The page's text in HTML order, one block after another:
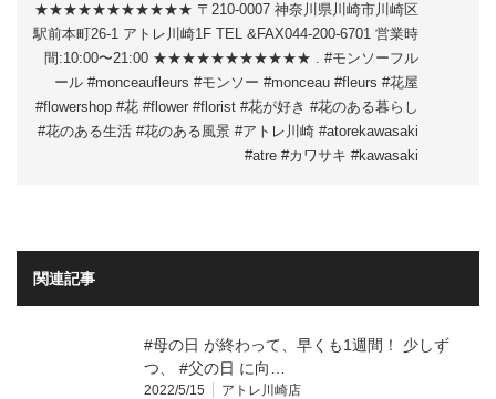
★★★★★★★★★★★ 〒210-0007 神奈川県川崎市川崎区
駅前本町26-1 アトレ川崎1F TEL &FAX044-200-6701 営業時
間:10:00〜21:00 ★★★★★★★★★★★ . #モンソーフル
ール #monceaufleurs #モンソー #monceau #fleurs #花屋
#flowershop #花 #flower #florist #花が好き #花のある暮らし
#花のある生活 #花のある風景 #アトレ川崎 #atorekawasaki
#atre #カワサキ #kawasaki
関連記事
#母の日 が終わって、早くも1週間！ 少しず
つ、 #父の日 に向…
2022/5/15 アトレ川崎店